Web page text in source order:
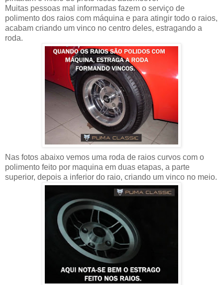
Muitas pessoas mal informadas fazem o serviço de
polimento dos raios com máquina e para atingir todo o raios,
acabam criando um vinco no centro deles, estragando a
roda.
Nas fotos abaixo vemos uma roda de raios curvos com o
polimento feito por maquina em duas etapas, a parte
superior, depois a inferior do raio, criando um vinco no meio.